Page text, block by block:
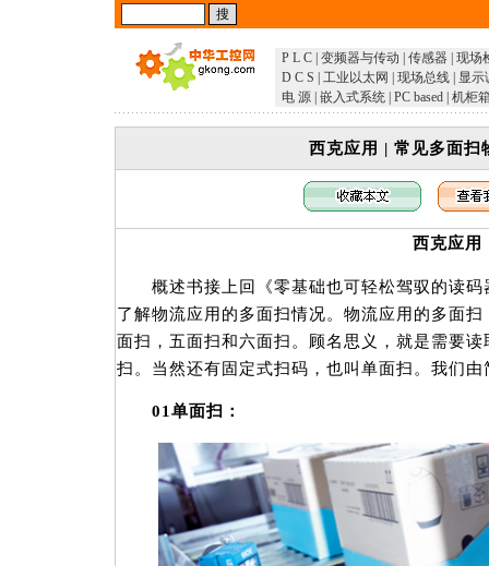
P L C 变频器与传动 传感器 现场
D C S
工业以太网 现场总线
显示
电 源 嵌入式系统 PC based 机柜
西克应用 | 常见多面扫
西克应用
概述书接上回《零基础也可轻松驾驭的读码
了解物流应用的多面扫情况。物流应用的多面
面扫，五面扫和六面扫。顾名思义，就是需要
扫。当然还有固定式扫码，也叫单面扫。我们
01单面扫：